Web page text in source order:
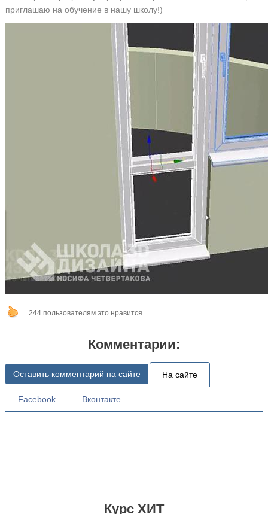
приглашаю на обучение в нашу школу!)
244 пользователям это нравится.
Комментарии:
Оставить комментарий на сайте На сайте
Facebook Вконтакте
Курс ХИТ